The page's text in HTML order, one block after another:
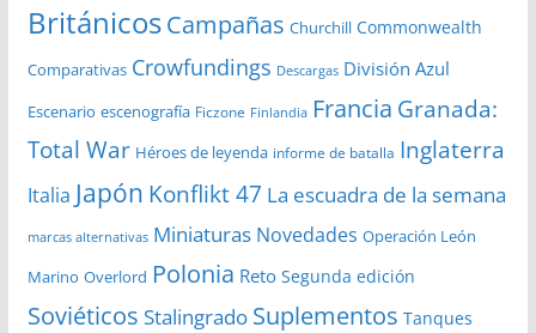
BritánicosCampañas Churchill Commonwealth
Comparativas Crowfundings Descargas División Azul
Escenario escenografía Ficzone Finlandia Francia Granada:
Total War Héroes de leyenda informe de batalla Inglaterra
Italia Japón Konflikt 47 La escuadra de la semana
marcas alternativas Miniaturas Novedades Operación León
Marino Overlord Polonia Reto Segunda edición
Soviéticos Stalingrado Suplementos Tanques